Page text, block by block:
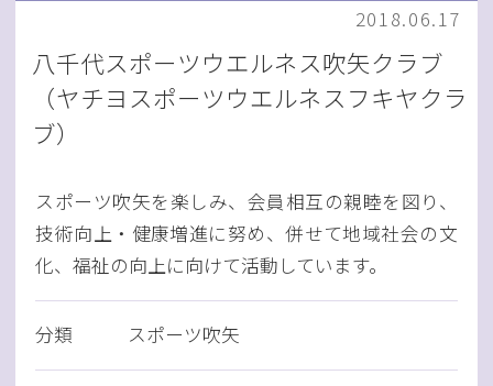
2018.06.17
八千代スポーツウエルネス吹矢クラブ
（ヤチヨスポーツウエルネスフキヤクラ
ブ）
スポーツ吹矢を楽しみ、会員相互の親睦を図り、
技術向上・健康増進に努め、併せて地域社会の文
化、福祉の向上に向けて活動しています。
分類 スポーツ吹矢